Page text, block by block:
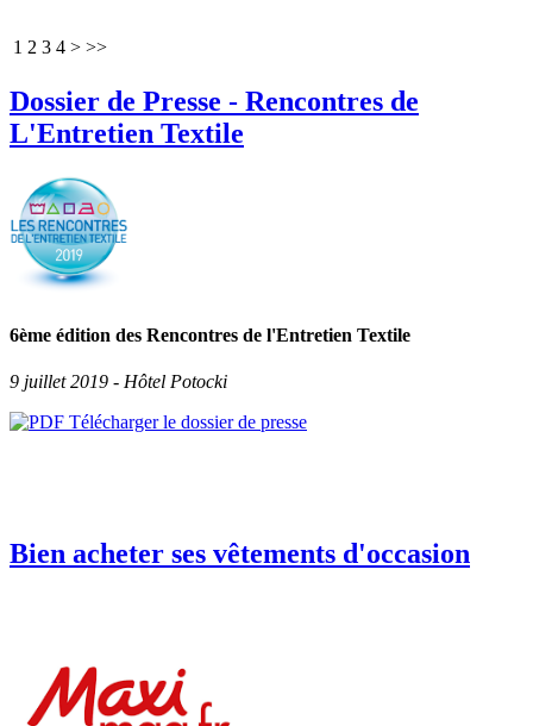
1 2 3 4 > >>
Dossier de Presse - Rencontres de
L'Entretien Textile
6ème édition des Rencontres de l'Entretien Textile
9 juillet 2019 - Hôtel Potocki
Télécharger le dossier de presse
Bien acheter ses vêtements d'occasion